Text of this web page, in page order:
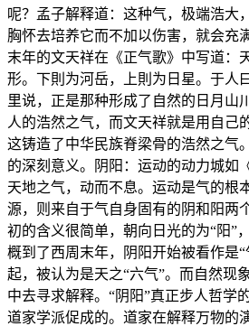
呢？孟子解释道：这种气，极端浩大
胸怀去培养它而不加以伤害，就会充
末年的文天祥在《正气歌》中写道：
形。下則为河岳，上則为日星。于人
里说，正是那种形成了自然的日月山
人的浩然之气，而文天祥就是用自己
这铸造了中华民族脊梁骨的浩然之气
的深刻意义。阴阳：运动的动力城如
天地之气，动而不息。运动是气的根
源，则来自于气自身固有的阴和阳两
初的含义很简单，朝向日光的为“阳”
概到了西周末年，阴阳开始被看作是“
起，被认为是天之“六气”。而自然现
中去寻求解释。“阴阳”真正步人哲学
道家学派促成的。道家在解释万物的